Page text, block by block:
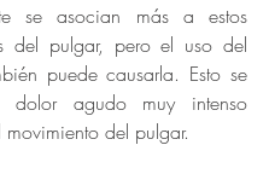
se asocian más a estos
del pulgar, pero el uso del
puede causarla. Esto se
dolor agudo muy intenso
del pulgar.